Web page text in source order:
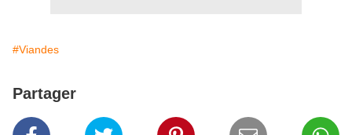
#Viandes
Partager